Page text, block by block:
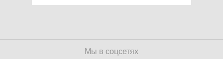
Мы в соцсетях